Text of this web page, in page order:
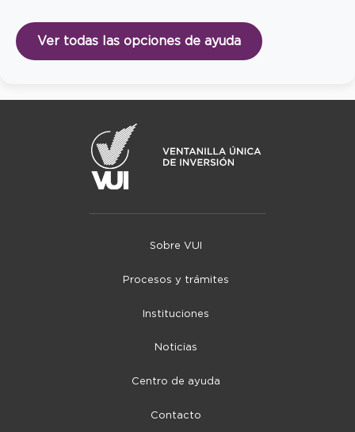
Ver todas las opciones de ayuda
Sobre VUI
Procesos y trámites
Instituciones
Noticias
Centro de ayuda
Contacto